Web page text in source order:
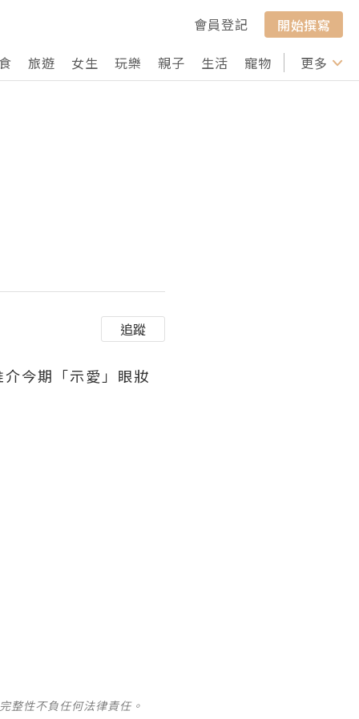
會員登記
開始撰寫
旅遊 女生 玩樂 親子 生活 寵物 行山 打卡
更多
追蹤
今期「示愛」眼妝
整性不負任何法律責任。